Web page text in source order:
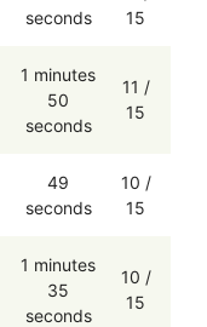
seconds
15
1 minutes
50
seconds
11 /
15
49
seconds
10 /
15
1 minutes
35
seconds
10 /
15